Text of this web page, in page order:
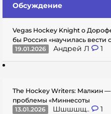
Обсуждение
Vegas Hockey Knight о
бы Россия «научилась вести
19.01.2026
Андрей Л 1
The Hockey Writers: Малкин
проблемы «Миннесоты
13.01.2026
Шшшшщ.. 1